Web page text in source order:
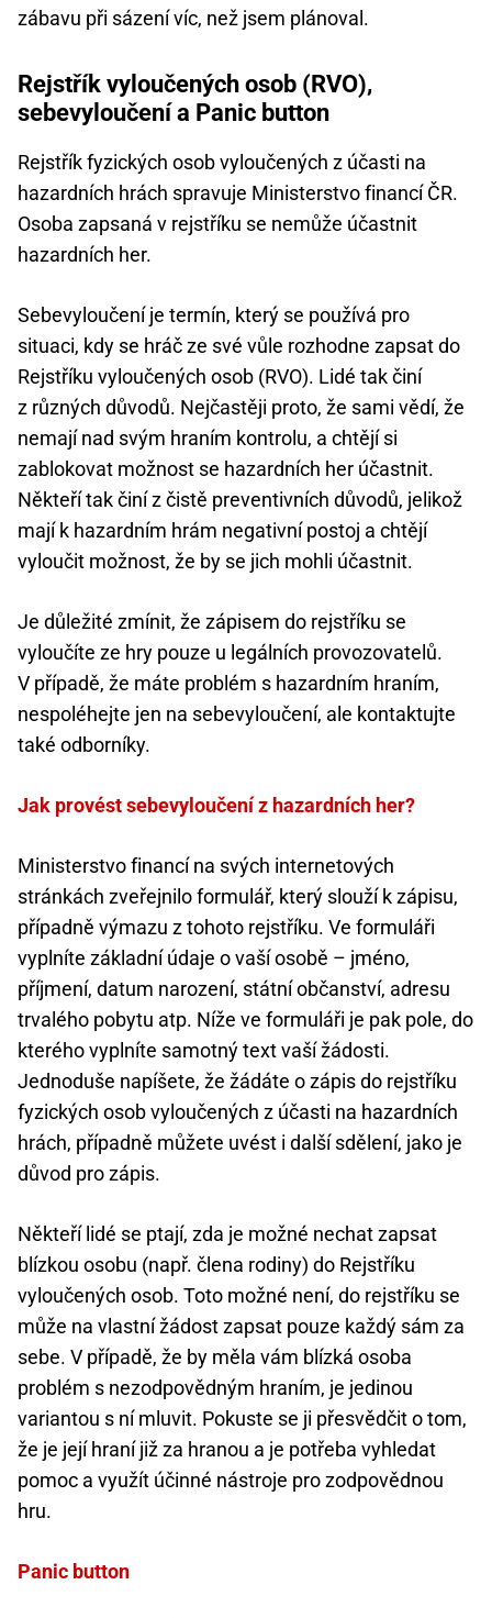
zábavu při sázení víc, než jsem plánoval.
Rejstřík vyloučených osob (RVO),
sebevyloučení a Panic button
Rejstřík fyzických osob vyloučených z účasti na
hazardních hrách spravuje Ministerstvo financí ČR.
Osoba zapsaná v rejstříku se nemůže účastnit
hazardních her.
Sebevyloučení je termín, který se používá pro
situaci, kdy se hráč ze své vůle rozhodne zapsat do
Rejstříku vyloučených osob (RVO). Lidé tak činí
z různých důvodů. Nejčastěji proto, že sami vědí, že
nemají nad svým hraním kontrolu, a chtějí si
zablokovat možnost se hazardních her účastnit.
Někteří tak činí z čistě preventivních důvodů, jelikož
mají k hazardním hrám negativní postoj a chtějí
vyloučit možnost, že by se jich mohli účastnit.
Je důležité zmínit, že zápisem do rejstříku se
vyloučíte ze hry pouze u legálních provozovatelů.
V případě, že máte problém s hazardním hraním,
nespoléhejte jen na sebevyloučení, ale kontaktujte
také odborníky.
Jak provést sebevyloučení z hazardních her?
Ministerstvo financí na svých internetových
stránkách zveřejnilo formulář, který slouží k zápisu,
případně výmazu z tohoto rejstříku. Ve formuláři
vyplníte základní údaje o vaší osobě – jméno,
příjmení, datum narození, státní občanství, adresu
trvalého pobytu atp. Níže ve formuláři je pak pole, do
kterého vyplníte samotný text vaší žádosti.
Jednoduše napíšete, že žádáte o zápis do rejstříku
fyzických osob vyloučených z účasti na hazardních
hrách, případně můžete uvést i další sdělení, jako je
důvod pro zápis.
Někteří lidé se ptají, zda je možné nechat zapsat
blízkou osobu (např. člena rodiny) do Rejstříku
vyloučených osob. Toto možné není, do rejstříku se
může na vlastní žádost zapsat pouze každý sám za
sebe. V případě, že by měla vám blízká osoba
problém s nezodpovědným hraním, je jedinou
variantou s ní mluvit. Pokuste se ji přesvědčit o tom,
že je její hraní již za hranou a je potřeba vyhledat
pomoc a využít účinné nástroje pro zodpovědnou
hru.
Panic button